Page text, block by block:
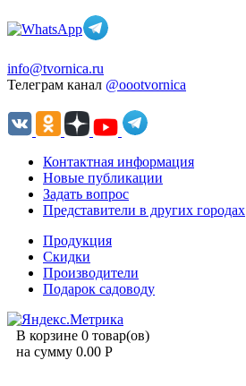
info@tvornica.ru
Телеграм канал @oootvornica
Контактная информация
Новые публикации
Задать вопрос
Представители в других городах
Продукция
Скидки
Производители
Подарок садоводу
В корзине 0 товар(ов)
на сумму 0.00 Р